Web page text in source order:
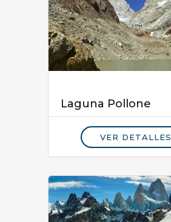
Laguna Pollone
VER DETALLES